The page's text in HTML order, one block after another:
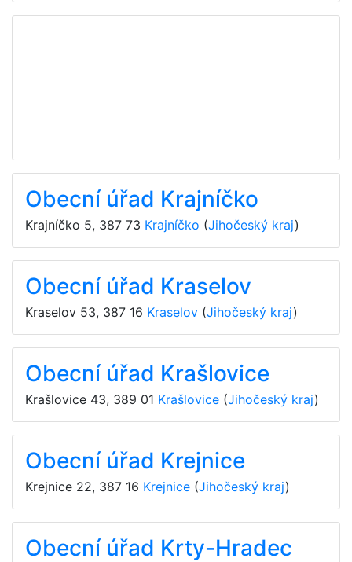
Obecní úřad Krajníčko
Krajníčko 5, 387 73 Krajníčko (Jihočeský kraj)
Obecní úřad Kraselov
Kraselov 53, 387 16 Kraselov (Jihočeský kraj)
Obecní úřad Krašlovice
Krašlovice 43, 389 01 Krašlovice (Jihočeský kraj)
Obecní úřad Krejnice
Krejnice 22, 387 16 Krejnice (Jihočeský kraj)
Obecní úřad Krty-Hradec